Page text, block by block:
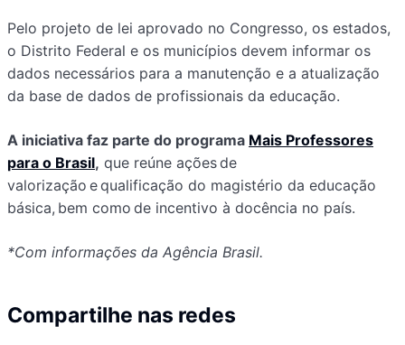
Pelo projeto de lei aprovado no Congresso, os estados,
o Distrito Federal e os municípios devem informar os
dados necessários para a manutenção e a atualização
da base de dados de profissionais da educação.
A iniciativa faz parte do programa Mais Professores
para o Brasil, que reúne ações de
valorização e qualificação do magistério da educação
básica, bem como de incentivo à docência no país.
*Com informações da Agência Brasil.
Compartilhe nas redes